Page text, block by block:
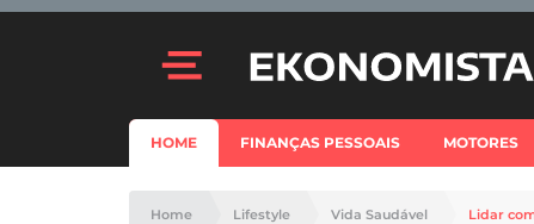
HOME FINANÇAS PESSOAIS MOTORES
Home Lifestyle Vida Saudável Lidar